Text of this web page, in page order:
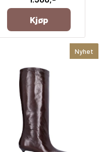
Kjøp
Nyhet